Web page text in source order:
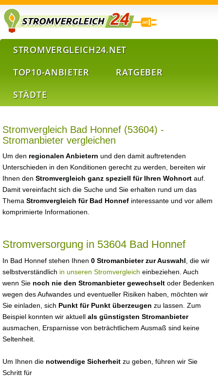
STROMVERGLEICH24.NET
TOP10-ANBIETER
RATGEBER
STÄDTE
Stromvergleich Bad Honnef (53604) -
Stromanbieter vergleichen
Um den regionalen Anbietern und den damit auftretenden
Unterschieden in den Konditionen gerecht zu werden, bereiten wir
Ihnen den Stromvergleich ganz speziell für Ihren Wohnort auf.
Damit vereinfacht sich die Suche und Sie erhalten rund um das
Thema Stromvergleich für Bad Honnef interessante und vor allem
komprimierte Informationen.
Stromversorgung in 53604 Bad Honnef
In Bad Honnef stehen Ihnen 0 Stromanbieter zur Auswahl , die wir
selbstverständlich in unseren Stromvergleich einbeziehen. Auch
wenn Sie noch nie den Stromanbieter gewechselt oder Bedenken
wegen des Aufwandes und eventueller Risiken haben, möchten wir
Sie einladen, sich Punkt für Punkt überzeugen zu lassen. Zum
Beispiel konnten wir aktuell als günstigsten Stromanbieter
ausmachen, Ersparnisse von beträchtlichem Ausmaß sind keine
Seltenheit.
Um Ihnen die notwendige Sicherheit zu geben, führen wir Sie
Schritt für